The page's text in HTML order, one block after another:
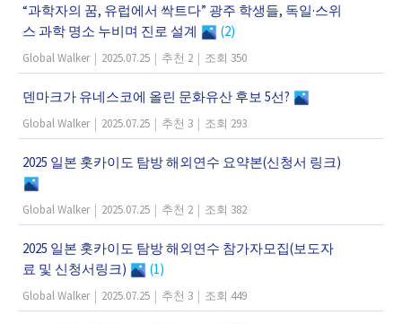
“과학자의 꿈, 유럽에서 싹트다” 광주 학생들, 독일·스위
스 과학 명소 누비며 진로 설계
(2)
Global Walker | 2025.07.25 | 추천 2 | 조회 350
덴마크가 유네스코에 올린 문화유산 후보 5선?
Global Walker | 2025.07.25 | 추천 3 | 조회 293
2025 일본 홋카이도 탐방 해외연수 요약본(신청서 링크)
Global Walker | 2025.07.25 | 추천 2 | 조회 382
2025 일본 홋카이도 탐방 해외연수 참가자모집(보도자
료 및 신청서링크)
(1)
Global Walker | 2025.07.25 | 추천 3 | 조회 449